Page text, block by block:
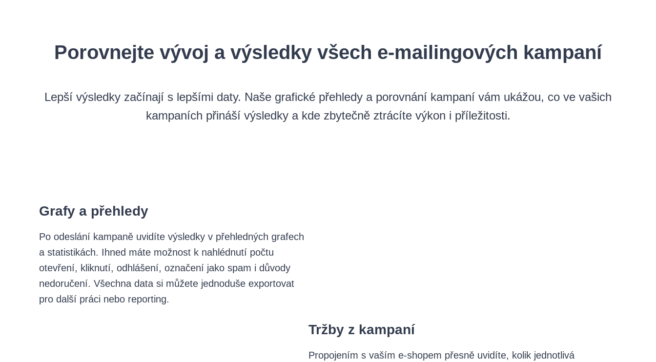
Porovnejte vývoj a výsledky všech e-mailingových kampaní
Lepší výsledky začínají s lepšími daty. Naše grafické přehledy a porovnání kampaní vám ukážou, co ve vašich
kampaních přináší výsledky a kde zbytečně ztrácíte výkon i příležitosti.
Grafy a přehledy
Po odeslání kampaně uvidíte výsledky v přehledných grafech
a statistikách. Ihned máte možnost k nahlédnutí počtu
otevření, kliknutí, odhlášení, označení jako spam i důvody
nedoručení. Všechna data si můžete jednoduše exportovat
pro další práci nebo reporting.
Tržby z kampaní
Propojením s vaším e-shopem přesně uvidíte, kolik jednotlivá